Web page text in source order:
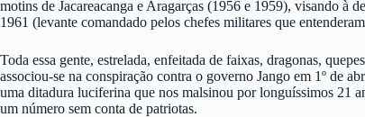
motins de Jacareacanga e Aragarças (1956 e 1959), visando à
1961 (levante comandado pelos chefes militares que
Toda essa gente, estrelada, enfeitada de faixas, dragonas,
associou-se na conspiração contra o governo Jango em 1º
uma ditadura luciferina que nos malsinou por longuíssimos 21
um número sem conta de patriotas.